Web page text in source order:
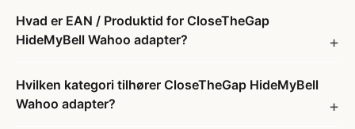
Hvad er EAN / Produktid for CloseTheGap
HideMyBell Wahoo adapter?
Hvilken kategori tilhører CloseTheGap HideMyBell
Wahoo adapter?